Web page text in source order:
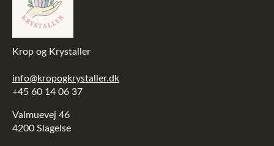
Krop og Krystaller
info@kropogkrystaller.dk
+45 60 14 06 37
Valmuevej 46
4200 Slagelse